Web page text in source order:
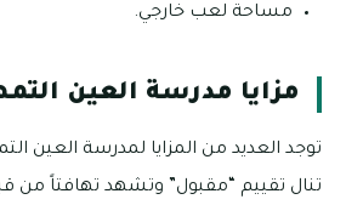
مساحة لعب خارجي.
مزايا مدرسة العين
توجد العديد من المزايا لمدرسة العين
تنال تقييم “مقبول” وتشهد تهافتاً من